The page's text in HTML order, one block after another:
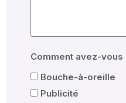
Comment avez-vous
Bouche-à-oreille
Publicité